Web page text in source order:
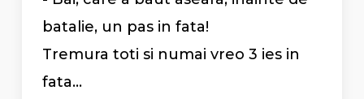
batalie, un pas in fata!
Tremura toti si numai vreo 3 ies in
fata...